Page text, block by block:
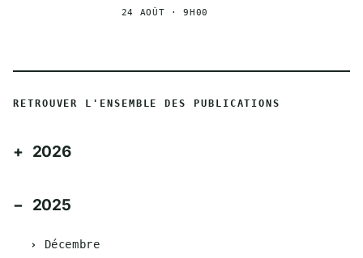
24 AOÛT · 9H00
RETROUVER L'ENSEMBLE DES PUBLICATIONS
2026
2025
Décembre